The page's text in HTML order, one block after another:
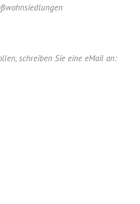
schreiben Sie eine eMail an: